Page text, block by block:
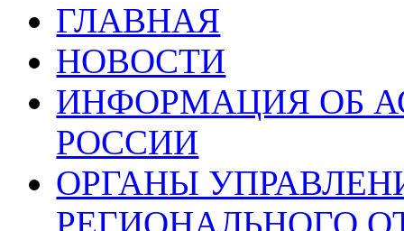
ГЛАВНАЯ
НОВОСТИ
ИНФОРМАЦИЯ ОБ
РОССИИ
ОРГАНЫ